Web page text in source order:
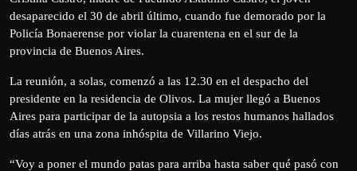
desaparecido el 30 de abril último, cuando fue demorado por la
Policía Bonaerense por violar la cuarentena en el sur de la
provincia de Buenos Aires.
La reunión, a solas, comenzó a las 12.30 en el despacho del
presidente en la residencia de Olivos. La mujer llegó a Buenos
Aires para participar de la autopsia a los restos humanos hallados
días atrás en una zona inhóspita de Villarino Viejo.
“Voy a poner el mundo patas para arriba hasta saber qué pasó con